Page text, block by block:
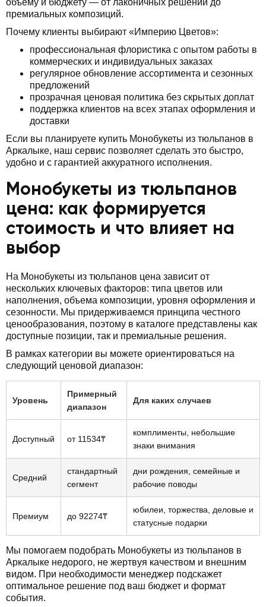
премиальных композиций.
Почему клиенты выбирают «Империю Цветов»:
профессиональная флористика с опытом работы в
коммерческих и индивидуальных заказах
регулярное обновление ассортимента и сезонных
предложений
прозрачная ценовая политика без скрытых доплат
поддержка клиентов на всех этапах оформления и
доставки
Если вы планируете купить Монобукеты из тюльпанов в
Аркалыке, наш сервис позволяет сделать это быстро,
удобно и с гарантией аккуратного исполнения.
Монобукеты из тюльпанов
цена: как формируется
стоимость и что влияет на
выбор
На Монобукеты из тюльпанов цена зависит от
нескольких ключевых факторов: типа цветов или
наполнения, объема композиции, уровня оформления и
сезонности. Мы придерживаемся принципа честного
ценообразования, поэтому в каталоге представлены как
доступные позиции, так и премиальные решения.
В рамках категории вы можете ориентироваться на
следующий ценовой диапазон:
Уровень
Примерный
диапазон
Для каких случаев
Доступный от 11534₸
комплименты, небольшие
знаки внимания
Средний
стандартный
сегмент
дни рождения, семейные и
рабочие поводы
Премиум до 92274₸
юбилеи, торжества, деловые и
статусные подарки
Мы помогаем подобрать Монобукеты из тюльпанов в
Аркалыке недорого, не жертвуя качеством и внешним
видом. При необходимости менеджер подскажет
оптимальное решение под ваш бюджет и формат
события.